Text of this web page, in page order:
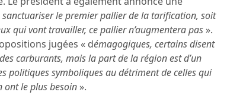
sanctuariser le premier pallier de la tarification, soit
qui vont travailler, ce pallier n’augmentera pas ».
jugées « démagogiques, certains disent
carburants, mais la part de la région est d’un
politiques symboliques au détriment de celles qui
ont le plus besoin ».